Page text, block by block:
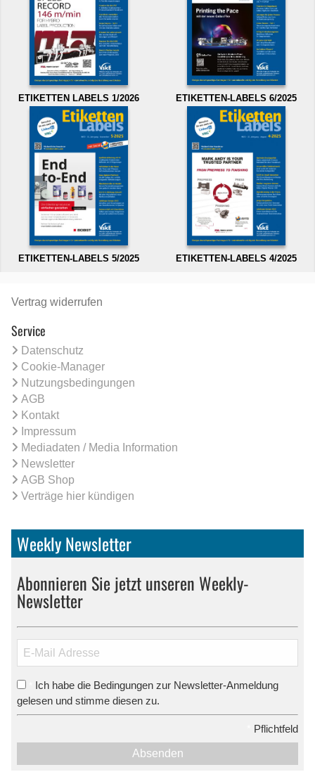
ETIKETTEN LABELS 1/2026 ETIKETTEN-LABELS 6/2025
ETIKETTEN-LABELS 5/2025 ETIKETTEN-LABELS 4/2025
Vertrag widerrufen
Service
Datenschutz
Cookie-Manager
Nutzungsbedingungen
AGB
Kontakt
Impressum
Mediadaten / Media Information
Newsletter
AGB Shop
Verträge hier kündigen
Weekly Newsletter
Abonnieren Sie jetzt unseren Weekly-
Newsletter
Ich habe die Bedingungen zur Newsletter-Anmeldung
gelesen und stimme diesen zu.
Pflichtfeld
Absenden